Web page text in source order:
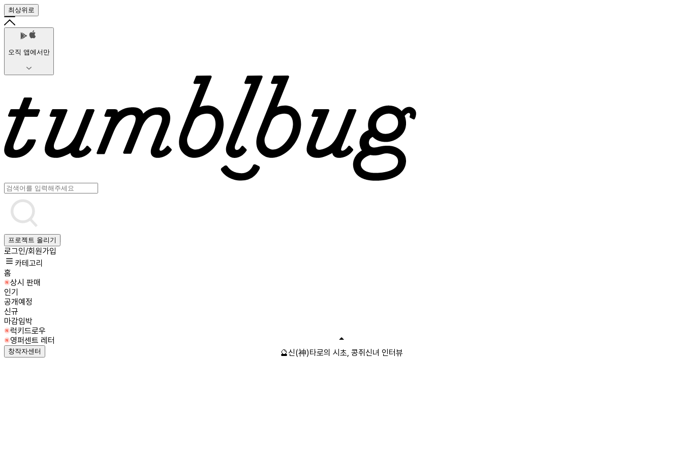
최상위로
오직 앱에서만
프로젝트 올리기
로그인/회원가입
카테고리
홈
상시 판매
인기
공개예정
신규
마감임박
럭키드로우
영퍼센트 레터
창작자센터 🔮신(神)타로의 시초, 콩쥐신녀 인터뷰